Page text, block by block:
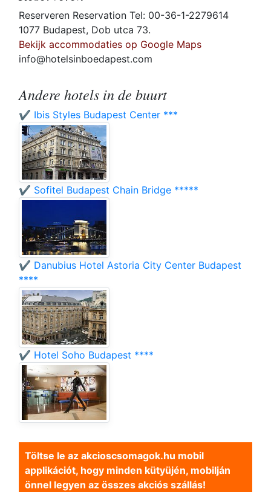
Reserveren Reservation Tel: 00-36-1-2279614
1077 Budapest, Dob utca 73.
Bekijk accommodaties op Google Maps
info@hotelsinboedapest.com
Andere hotels in de buurt
✔️ Ibis Styles Budapest Center ***
✔️ Sofitel Budapest Chain Bridge *****
✔️ Danubius Hotel Astoria City Center Budapest
****
✔️ Hotel Soho Budapest ****
Töltse le az akcioscsomagok.hu mobil
applikációt, hogy minden kütyüjén, mobilján
önnel legyen az összes akciós szállás!